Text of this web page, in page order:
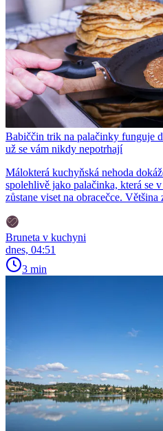
Babiččin trik na palačinky funguje
už se vám nikdy nepotrhají
Málokterá kuchyňská nehoda
spolehlivě jako palačinka, která se
zůstane viset na obracečce.
Bruneta v kuchyni
dnes, 04:51
3 min